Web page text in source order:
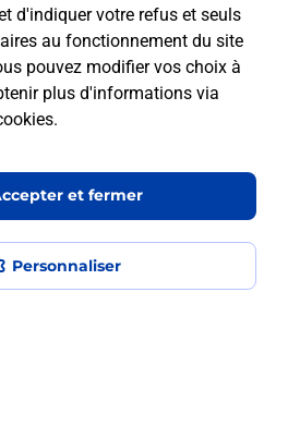
d'indiquer votre refus et seuls
au fonctionnement du site
pouvez modifier vos choix à
plus d'informations via
.
Personnaliser
et fermer
un colis acheté
votre boîte aux lettres
un colis ou faire un
commerçant sans se
colis au meilleur